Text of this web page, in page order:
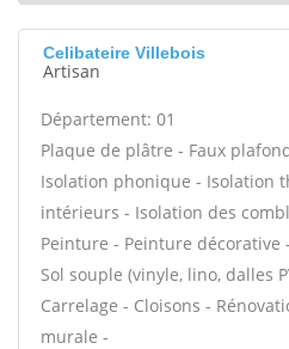
Celibateire Villebois
Artisan
Département: 01
Plaque de plâtre - Faux
Isolation phonique - Isolation
intérieurs - Isolation des
Peinture - Peinture décorative
Sol souple (vinyle, lino, dalles
Carrelage - Cloisons -
murale -